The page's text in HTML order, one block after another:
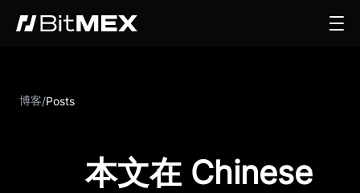
博客/Posts
本文在 Chinese